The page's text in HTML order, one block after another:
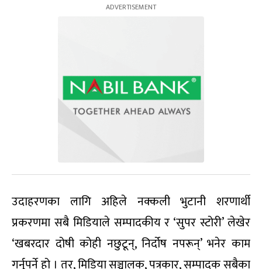
उदाहरणका लागि अहिले नक्कली भुटानी शरणार्थी
प्रकरणमा सबै मिडियाले सम्पादकीय र ‘सुपर स्टोरी’ लेखेर
‘खबरदार दोषी कोही नछुटून्, निर्दोष नपरून्’ भनेर काम
गर्नुपर्ने हो । तर, मिडिया सञ्चालक, पत्रकार, सम्पादक सबैका